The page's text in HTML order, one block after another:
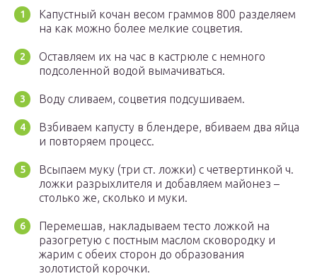
Капустный кочан весом граммов 800 разделяем
на как можно более мелкие соцветия.
Оставляем их на час в кастрюле с немного
подсоленной водой вымачиваться.
Воду сливаем, соцветия подсушиваем.
Взбиваем капусту в блендере, вбиваем два яйца
и повторяем процесс.
Всыпаем муку (три ст. ложки) с четвертинкой ч.
ложки разрыхлителя и добавляем майонез –
столько же, сколько и муки.
Перемешав, накладываем тесто ложкой на
разогретую с постным маслом сковородку и
жарим с обеих сторон до образования
золотистой корочки.